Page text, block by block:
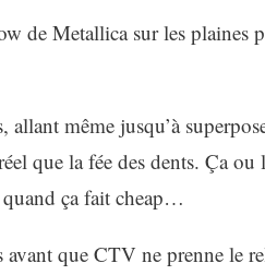
de Metallica sur les plaines
même jusqu’à
que la fée des dents. Ça ou
quand ça fait cheap…
que CTV ne prenne le